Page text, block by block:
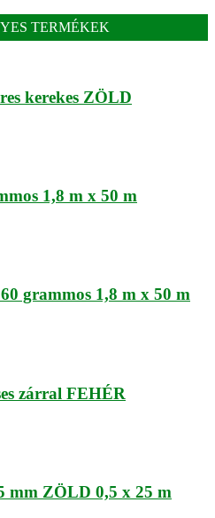
TERMÉKEK
kerekes ZÖLD
1,8 m x 50 m
grammos 1,8 m x 50 m
zárral FEHÉR
mm ZÖLD 0,5 x 25 m